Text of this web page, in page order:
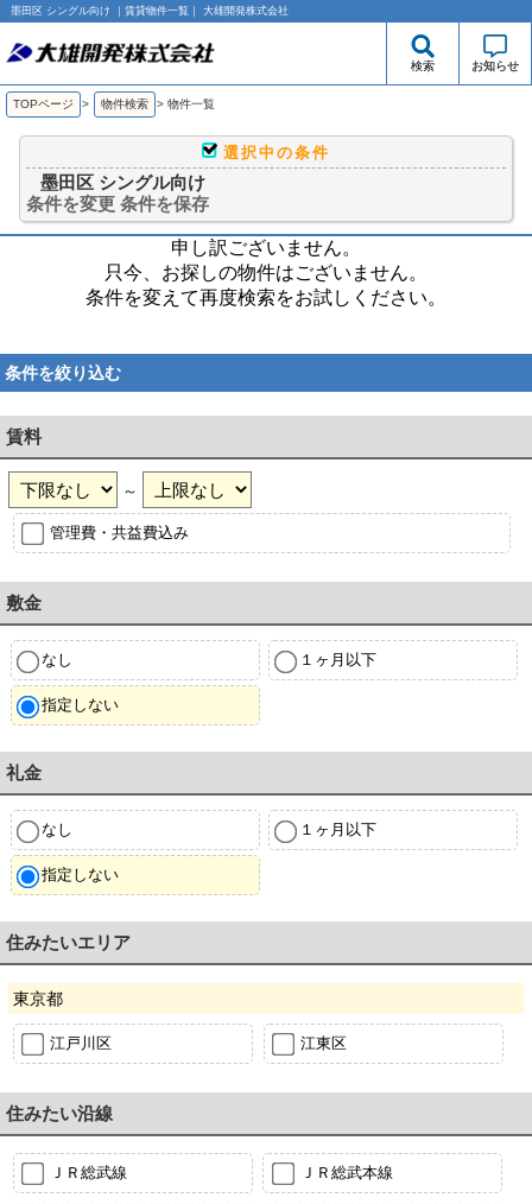
墨田区 シングル向け ｜賃貸物件一覧｜ 大雄開発株式会社
検索 お知らせ
TOPページ > 物件検索 > 物件一覧
選択中の条件
墨田区 シングル向け
条件を変更 条件を保存
申し訳ございません。
只今、お探しの物件はございません。
条件を変えて再度検索をお試しください。
条件を絞り込む
賃料
～
管理費・共益費込み
敷金
なし １ヶ月以下
指定しない
礼金
なし １ヶ月以下
指定しない
住みたいエリア
東京都
江戸川区 江東区
住みたい沿線
ＪＲ総武線 ＪＲ総武本線